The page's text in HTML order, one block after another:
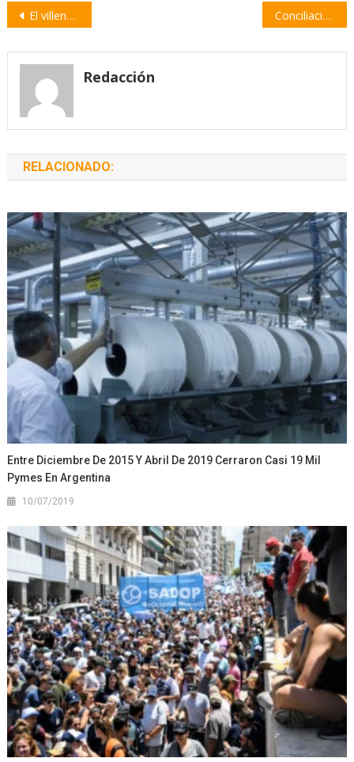
Navegación
entradas
El villense Juan Cruz Vega jugará en San Lorenzo de Almagro Conciliación obligatoria: Aceiteros levanta el paro en los puertos
Redacción
RELACIONADO:
Entre Diciembre De 2015 Y Abril De 2019 Cerraron Casi 19 Mil
Pymes En Argentina
10/07/2019